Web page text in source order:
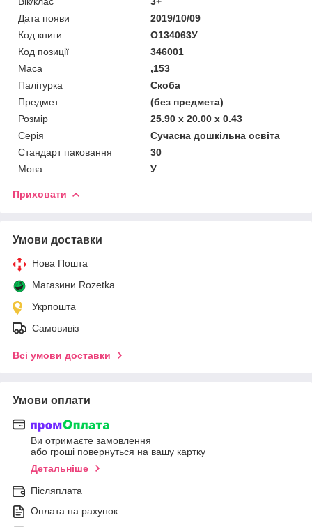
Дата появи
2019/10/09
Код книги
О134063У
Код позиції
346001
Маса
,153
Палітурка
Скоба
Предмет
(без предмета)
Розмір
25.90 x 20.00 x 0.43
Серія
Сучасна дошкільна освіта
Стандарт паковання
30
Мова
У
Приховати
Умови доставки
Нова Пошта
Магазини Rozetka
Укрпошта
Самовивіз
Всі умови доставки
Умови оплати
Ви отримаєте замовлення
або гроші повернуться на вашу картку
Детальніше
Післяплата
Оплата на рахунок